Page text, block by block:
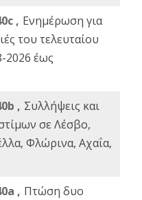
, Ενημέρωση για
του τελευταίου
2026 έως
, Συλλήψεις και
σε Λέσβο,
Φλώρινα, Αχαΐα,
, Πτώση δυο